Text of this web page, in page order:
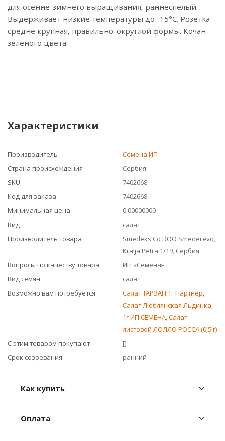
для осенне-зимнего выращивания, раннеспелый.
Выдерживает низкие температуры до -15°С. Розетка
средне крупная, правильно-округлой формы. Кочан
зеленого цвета.
Характеристики
Производитель
Семена ИП
Страна происхождения
Сербия
SKU
7402668
Код для заказа
7402668
Минимальная цена
0.00000000
Вид
салат
Производитель товара
Smedeks Co DOO Smederevo,
Kralja Petra 1/19, Сербия
Вопросы по качеству товара
ИП «Семена»
Вид семян
салат
Возможно вам потребуется
Салат ТАРЗАН 1г Партнер,
Салат Люблянская Льдинка,
1г ИП СЕМЕНА,Салат
листовой ЛОЛЛО РОССА (0,5 г)
С этим товаром покупают
[]
Срок созревания
ранний
Как купить
Оплата